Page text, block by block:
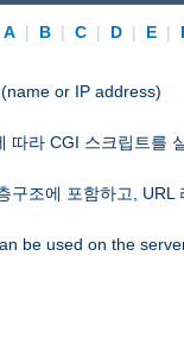
A | B | C | D | E |
or IP address)
따라 CGI 스크립트를
구조에 포함하고, URL
be used on the